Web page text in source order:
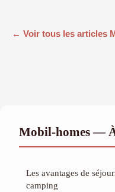
← Voir tous les articles
Mobil-homes —
Les avantages de
camping